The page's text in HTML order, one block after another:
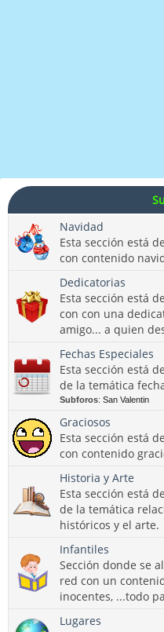
Navidad
Esta sección está
con contenido
Dedicatorias
Esta sección está
con con una
amigo... a quien
Fechas Especiales
Esta sección está
de la temática
Subforos: San Valentin
Graciosos
Esta sección está
con contenido
Historia y Arte
Esta sección está
de la temática
históricos y el arte.
Infantiles
Sección donde se
red con un
inocentes, ...todo
Lugares